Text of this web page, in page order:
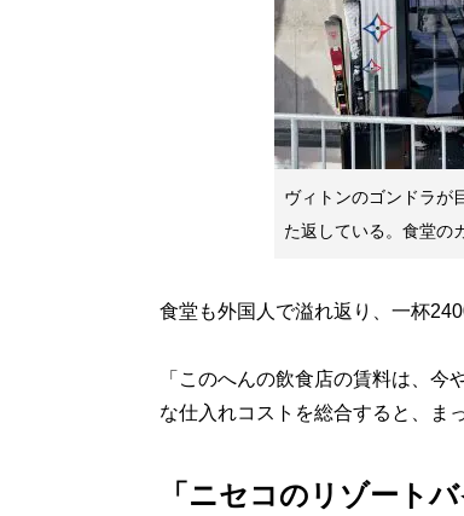
ヴィトンのゴンドラが
た返している。食堂の
食堂も外国人で溢れ返り、一杯
「このへんの飲食店の賃料は、
な仕入れコストを総合すると、ま
「ニセコのリゾート